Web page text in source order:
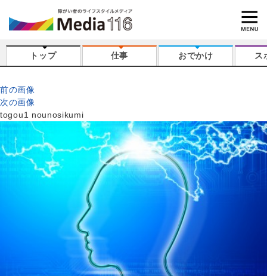
トップ 仕事 おでかけ ス
前の画像
次の画像
togou1 nounosikumi